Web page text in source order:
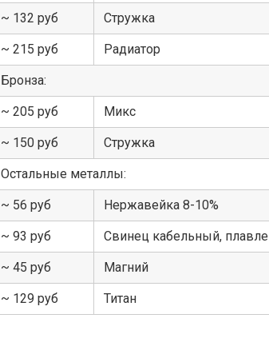
~ 132 руб Стружка
~ 215 руб Радиатор
Бронза:
~ 205 руб Микс
~ 150 руб Стружка
Остальные металлы:
~ 56 руб Нержавейка 8-10%
~ 93 руб Свинец кабельный,
~ 45 руб Магний
~ 129 руб Титан